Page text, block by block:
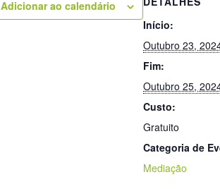
Adicionar ao calendário
Início:
Outubro 23,
Fim:
Outubro 25,
Custo:
Gratuito
Categoria de
Mediação